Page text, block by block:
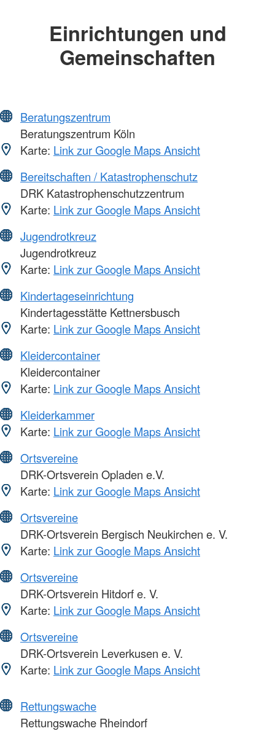
Einrichtungen und
Gemeinschaften
Beratungszentrum
Beratungszentrum Köln
Karte: Link zur Google Maps Ansicht
Bereitschaften / Katastrophenschutz
DRK Katastrophenschutzzentrum
Karte: Link zur Google Maps Ansicht
Jugendrotkreuz
Jugendrotkreuz
Karte: Link zur Google Maps Ansicht
Kindertageseinrichtung
Kindertagesstätte Kettnersbusch
Karte: Link zur Google Maps Ansicht
Kleidercontainer
Kleidercontainer
Karte: Link zur Google Maps Ansicht
Kleiderkammer
Karte: Link zur Google Maps Ansicht
Ortsvereine
DRK-Ortsverein Opladen e.V.
Karte: Link zur Google Maps Ansicht
Ortsvereine
DRK-Ortsverein Bergisch Neukirchen e. V.
Karte: Link zur Google Maps Ansicht
Ortsvereine
DRK-Ortsverein Hitdorf e. V.
Karte: Link zur Google Maps Ansicht
Ortsvereine
DRK-Ortsverein Leverkusen e. V.
Karte: Link zur Google Maps Ansicht
Rettungswache
Rettungswache Rheindorf